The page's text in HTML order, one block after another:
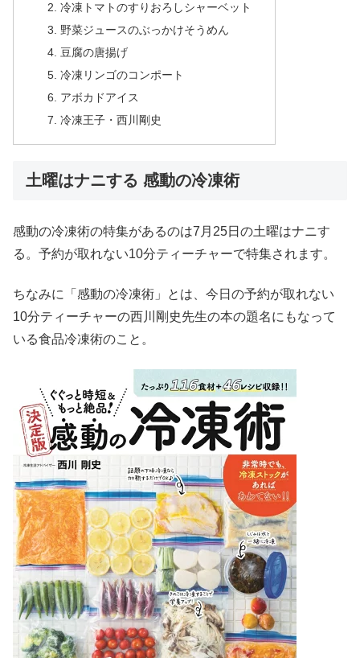
冷凍トマトのすりおろしシャーベット
野菜ジュースのぶっかけそうめん
豆腐の唐揚げ
冷凍リンゴのコンポート
アボカドアイス
冷凍王子・西川剛史
土曜はナニする 感動の冷凍術
感動の冷凍術の特集があるのは7月25日の土曜はナニす
る。予約が取れない10分ティーチャーで特集されます。
ちなみに「感動の冷凍術」とは、今日の予約が取れない
10分ティーチャーの西川剛史先生の本の題名にもなって
いる食品冷凍術のこと。